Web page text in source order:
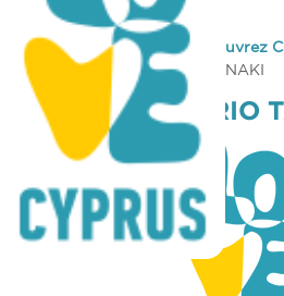
You are here: Home »Découvrez
GASTRA MAGEIRIO TAVERNAKI
GASTRA MAGEIRIO